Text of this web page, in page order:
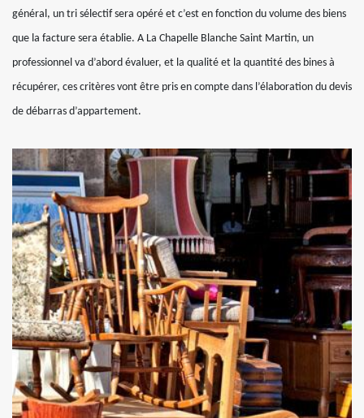
général, un tri sélectif sera opéré et c’est en fonction du volume des biens
que la facture sera établie. A La Chapelle Blanche Saint Martin, un
professionnel va d’abord évaluer, et la qualité et la quantité des bines à
récupérer, ces critères vont être pris en compte dans l’élaboration du devis
de débarras d’appartement.